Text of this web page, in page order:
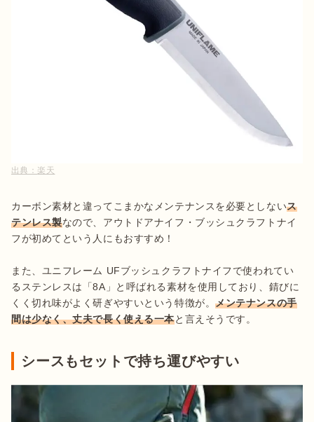
出典： 楽天
カーボン素材と違ってこまかなメンテナンスを必要としないス
テンレス製なので、アウトドアナイフ・ブッシュクラフトナイ
フが初めてという人にもおすすめ！
また、ユニフレーム UFブッシュクラフトナイフで使われてい
るステンレスは「8A」と呼ばれる素材を使用しており、錆びに
くく切れ味がよく研ぎやすいという特徴が。メンテナンスの手
間は少なく、丈夫で長く使える一本と言えそうです。
シースもセットで持ち運びやすい